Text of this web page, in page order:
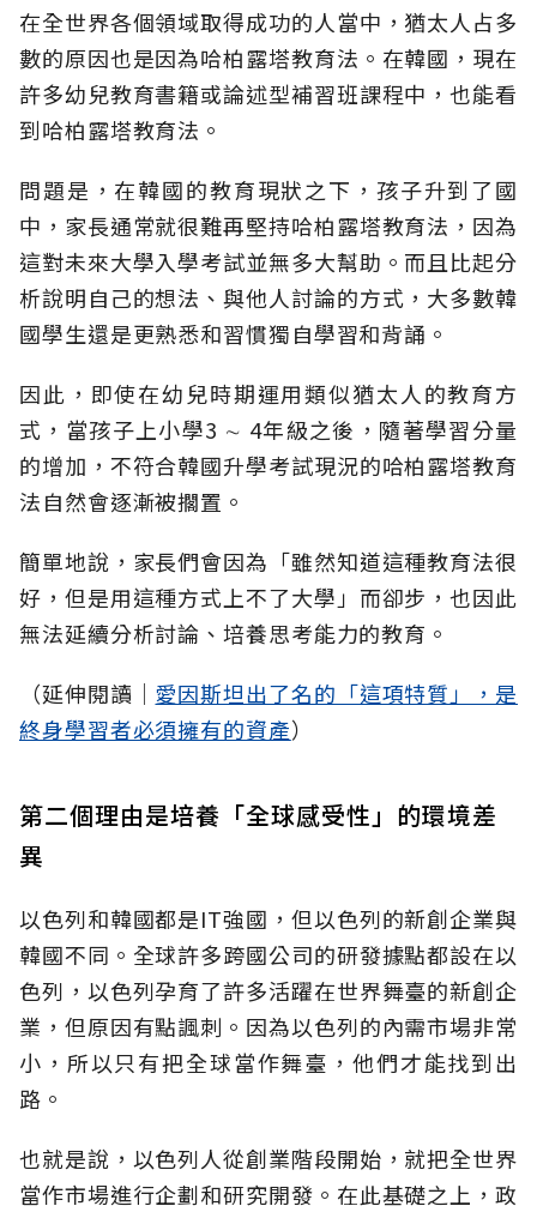
在全世界各個領域取得成功的人當中，猶太人占多
數的原因也是因為哈柏露塔教育法。在韓國，現在
許多幼兒教育書籍或論述型補習班課程中，也能看
到哈柏露塔教育法。
問題是，在韓國的教育現狀之下，孩子升到了國
中，家長通常就很難再堅持哈柏露塔教育法，因為
這對未來大學入學考試並無多大幫助。而且比起分
析說明自己的想法、與他人討論的方式，大多數韓
國學生還是更熟悉和習慣獨自學習和背誦。
因此，即使在幼兒時期運用類似猶太人的教育方
式，當孩子上小學3 ∼ 4年級之後，隨著學習分量
的增加，不符合韓國升學考試現況的哈柏露塔教育
法自然會逐漸被擱置。
簡單地說，家長們會因為「雖然知道這種教育法很
好，但是用這種方式上不了大學」而卻步，也因此
無法延續分析討論、培養思考能力的教育。
（延伸閱讀│ 愛因斯坦出了名的「這項特質」，是
終身學習者必須擁有的資產）
第二個理由是培養「全球感受性」的環境差
異
以色列和韓國都是IT強國，但以色列的新創企業與
韓國不同。全球許多跨國公司的研發據點都設在以
色列，以色列孕育了許多活躍在世界舞臺的新創企
業，但原因有點諷刺。因為以色列的內需市場非常
小，所以只有把全球當作舞臺，他們才能找到出
路。
也就是說，以色列人從創業階段開始，就把全世界
當作市場進行企劃和研究開發。在此基礎之上，政